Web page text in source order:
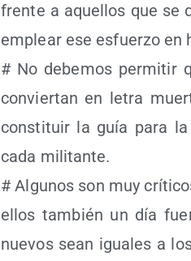
fren­te a aque­llos que se
emplear ese esfuer­zo en
# No debe­mos per­mi­tir
con­vier­tan en letra
cons­ti­tuir la guía para
cada militante.
# Algu­nos son muy
ellos tam­bién un día
nue­vos sean igua­les a